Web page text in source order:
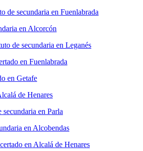
de secundaria en Fuenlabrada
en Alcorcón
de secundaria en Leganés
en Fuenlabrada
en Getafe
de Henares
en Parla
en Alcobendas
en Alcalá de Henares